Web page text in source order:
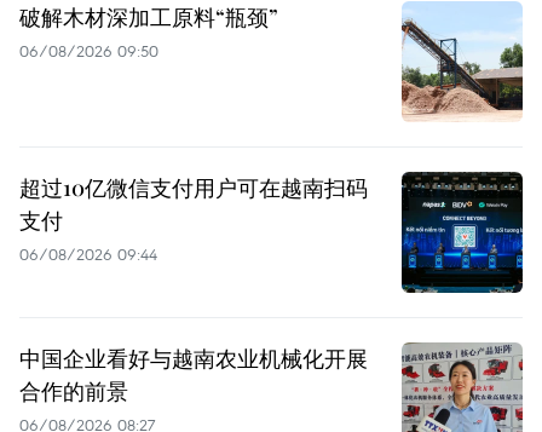
破解木材深加工原料“瓶颈”
06/08/2026 09:50
超过10亿微信支付用户可在越南扫码
支付
06/08/2026 09:44
中国企业看好与越南农业机械化开展
合作的前景
06/08/2026 08:27